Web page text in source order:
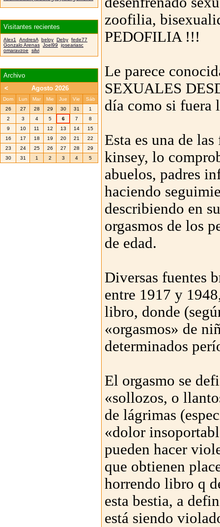
zoofilia,
PEDOFILIA !!!
Le parece
SEXUALES
día como si fuera
Esta es una de
kinsey, lo
abuelos, padres
haciendo
describiendo en
orgasmos de los
de edad.
Diversas fuentes
entre 1917 y
libro, donde
«orgasmos» de
determinados
El orgasmo se
«sollozos, o
de lágrimas
«dolor
pueden hacer
que obtienen
horrendo libro q
esta bestia, a
está siendo
Visitantes recientes
Alex1 AndresA beloy Deby fede77
Gonzalo Arenas Joel99
joseariasc
omaravzoe
silvi
Archivo
<
Agosto 2026
Dom Lun Mar Mie Jue Vie
Sáb
26
27 28 29 30 31
1
2
3 4 5 6 7
8
9
10 11 12 13 14
15
16
17 18 19 20 21
22
23
24 25 26 27 28
29
30
31 1 2 3 4 5